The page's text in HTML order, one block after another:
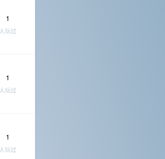
1
人玩过
1
人玩过
1
人玩过